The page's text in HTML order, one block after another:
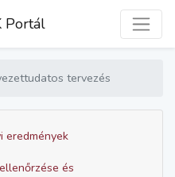
Portál
tervezés
eredmények
és